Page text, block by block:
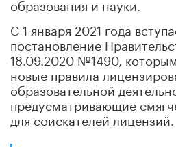
образования и науки.
С 1 января 2021 года
постановление
18.09.2020 №1490,
новые правила
образовательной
предусматривающие
для соискателей лицензий.